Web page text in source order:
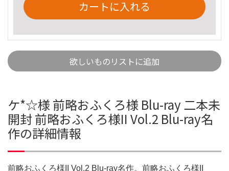
カートに入れる
欲しいものリストに追加
ケ*☆様 前略おふくろ様 Blu-ray 二本未
開封 前略おふくろ様II Vol.2 Blu-ray名
作の詳細情報
前略おふくろ様II Vol.2 Blu-ray名作。前略おふくろ様II